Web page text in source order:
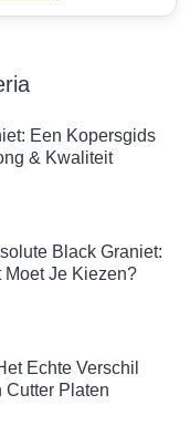
Een Kopersgids
& Kwaliteit
Black Graniet:
Je Kiezen?
Echte Verschil
Cutter Platen